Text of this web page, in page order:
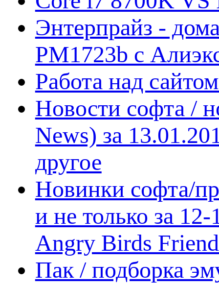
Энтерпрайз -
PM1723b с
Работа над
Новости софта /
News) за
другое
Новинки софта/
и не только за
Angry Birds
Пак / подборка